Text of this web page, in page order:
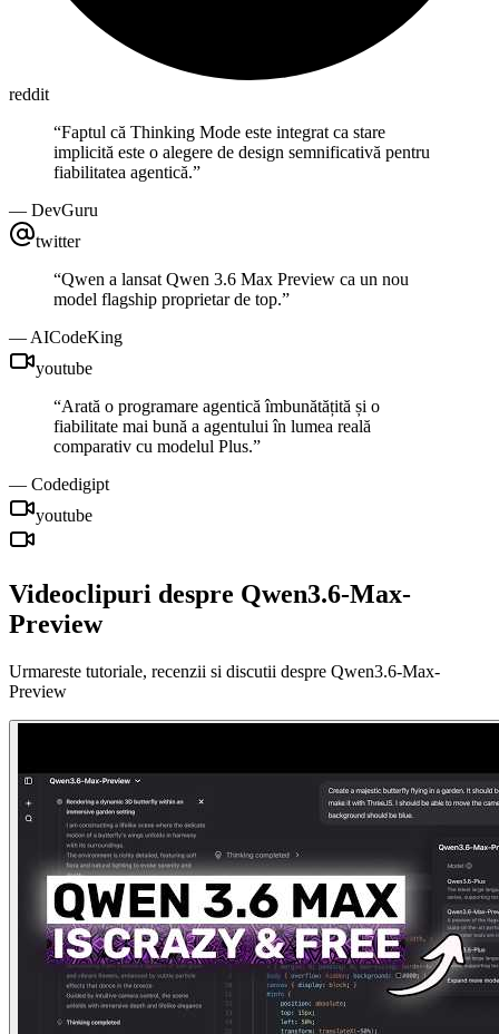
reddit
“Faptul că Thinking Mode este integrat ca stare
implicită este o alegere de design semnificativă pentru
fiabilitatea agentică.”
— DevGuru
twitter
“Qwen a lansat Qwen 3.6 Max Preview ca un nou
model flagship proprietar de top.”
— AICodeKing
youtube
“Arată o programare agentică îmbunătățită și o
fiabilitate mai bună a agentului în lumea reală
comparativ cu modelul Plus.”
— Codedigipt
youtube
Videoclipuri despre Qwen3.6-Max-
Preview
Urmareste tutoriale, recenzii si discutii despre Qwen3.6-Max-
Preview